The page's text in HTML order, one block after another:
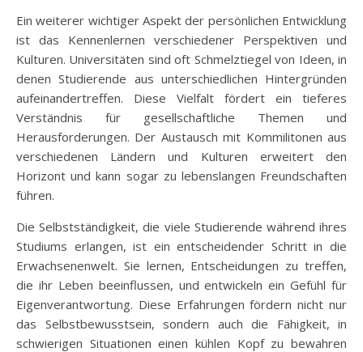
Ein weiterer wichtiger Aspekt der persönlichen Entwicklung
ist das Kennenlernen verschiedener Perspektiven und
Kulturen. Universitäten sind oft Schmelztiegel von Ideen, in
denen Studierende aus unterschiedlichen Hintergründen
aufeinandertreffen. Diese Vielfalt fördert ein tieferes
Verständnis für gesellschaftliche Themen und
Herausforderungen. Der Austausch mit Kommilitonen aus
verschiedenen Ländern und Kulturen erweitert den
Horizont und kann sogar zu lebenslangen Freundschaften
führen.
Die Selbstständigkeit, die viele Studierende während ihres
Studiums erlangen, ist ein entscheidender Schritt in die
Erwachsenenwelt. Sie lernen, Entscheidungen zu treffen,
die ihr Leben beeinflussen, und entwickeln ein Gefühl für
Eigenverantwortung. Diese Erfahrungen fördern nicht nur
das Selbstbewusstsein, sondern auch die Fähigkeit, in
schwierigen Situationen einen kühlen Kopf zu bewahren